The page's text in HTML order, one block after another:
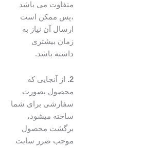
متفاوت می باشد
،پس ممکن است
ارسال آن نیاز به
زمان بیشتری
داشته باشد.
از آنجایی که
محصول بصورت
سفارشی برای شما
ساخته میشود،
برگشت محصول
موجب ضرر سایت